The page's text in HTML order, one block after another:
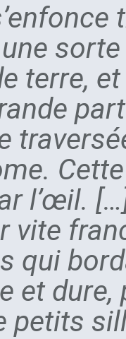
terre,
l’œil.
vite
qui
et
petits